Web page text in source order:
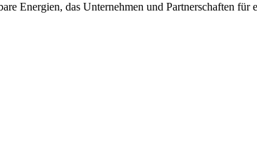
Energien, das Unternehmen und Partnerschaften